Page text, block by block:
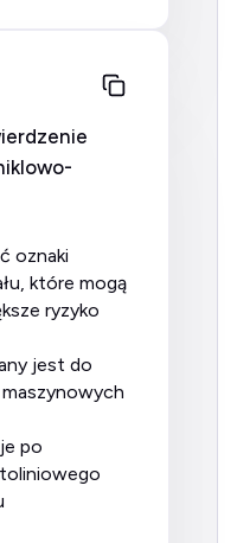
które mogą
ryzyko